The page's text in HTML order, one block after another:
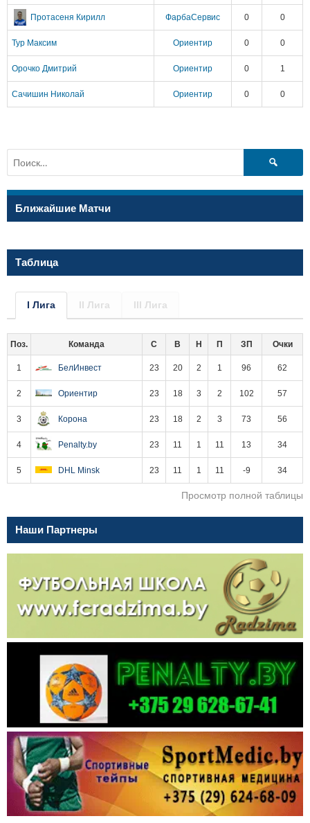
Протасеня Кирилл ФарбаСервис 0 0
Тур Максим Ориентир 0 0
Орочко Дмитрий Ориентир 0 1
Сачишин Николай Ориентир 0 0
Найти:
Ближайшие Матчи
Таблица
I Лига II Лига III Лига
Поз. Команда С В Н П ЗП Очки
1 БелИнвест 23 20 2 1 96 62
2 Ориентир 23 18 3 2 102 57
3 Корона 23 18 2 3 73 56
4 Penalty.by 23 11 1 11 13 34
5 DHL Minsk 23 11 1 11 -9 34
Просмотр полной таблицы
Наши Партнеры